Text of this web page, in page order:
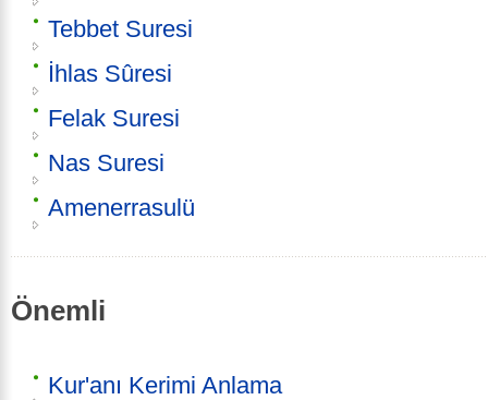
Tebbet Suresi
İhlas Sûresi
Felak Suresi
Nas Suresi
Amenerrasulü
Önemli
Kur'anı Kerimi Anlama